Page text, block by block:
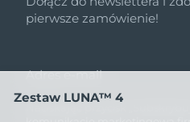
pierwsze zamówienie!
Adres e-mail
Naciskając przycisk
Zestaw LUNA™ 4